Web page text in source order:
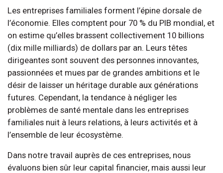
Les entreprises familiales forment l’épine dorsale de
l’économie. Elles comptent pour 70 % du PIB mondial, et
on estime qu’elles brassent collectivement 10 billions
(dix mille milliards) de dollars par an. Leurs têtes
dirigeantes sont souvent des personnes innovantes,
passionnées et mues par de grandes ambitions et le
désir de laisser un héritage durable aux générations
futures. Cependant, la tendance à négliger les
problèmes de santé mentale dans les entreprises
familiales nuit à leurs relations, à leurs activités et à
l’ensemble de leur écosystème.
Dans notre travail auprès de ces entreprises, nous
évaluons bien sûr leur capital financier, mais aussi leur